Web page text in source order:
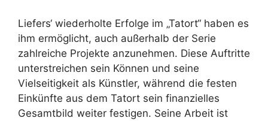
Liefers‘ wiederholte Erfolge im „Tatort“ haben es
ihm ermöglicht, auch außerhalb der Serie
zahlreiche Projekte anzunehmen. Diese Auftritte
unterstreichen sein Können und seine
Vielseitigkeit als Künstler, während die festen
Einkünfte aus dem Tatort sein finanzielles
Gesamtbild weiter festigen. Seine Arbeit ist